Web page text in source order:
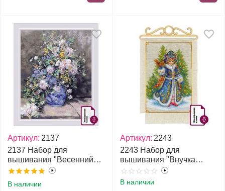
Артикул: 2137
2137 Набор для
вышивания "Весенний
букет по мотивам
В наличии
Артикул: 2243
2243 Набор для
вышивания "Внучка
Снегурочка"
В наличии